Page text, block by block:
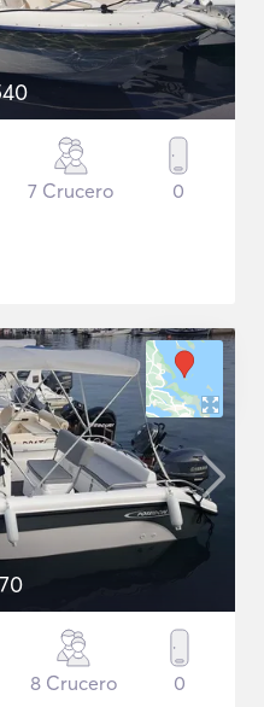
7 Crucero 0
8 Crucero 0